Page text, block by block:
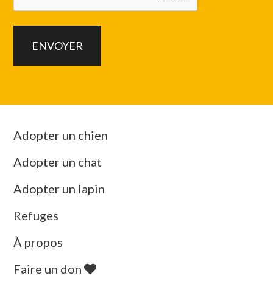
Adopter un chien
Adopter un chat
Adopter un lapin
Refuges
À propos
Faire un don